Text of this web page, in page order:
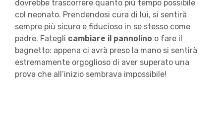
dovrebbe trascorrere quanto più tempo possibile
col neonato. Prendendosi cura di lui, si sentirà
sempre più sicuro e fiducioso in se stesso come
padre. Fategli cambiare il pannolino o fare il
bagnetto: appena ci avrà preso la mano si sentirà
estremamente orgoglioso di aver superato una
prova che all’inizio sembrava impossibile!